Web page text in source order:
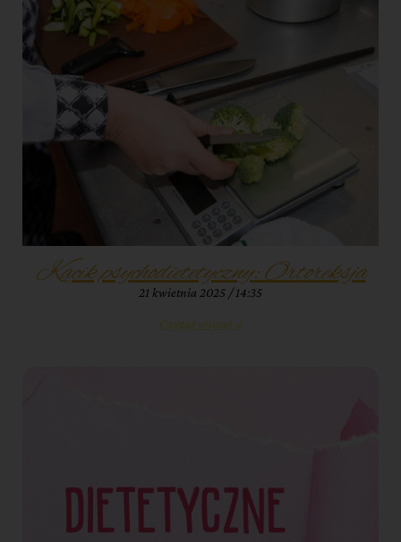
Kącik psychodietetyczny: Ortoreksja
21 kwietnia 2025 14:35
Czytaj więcej »